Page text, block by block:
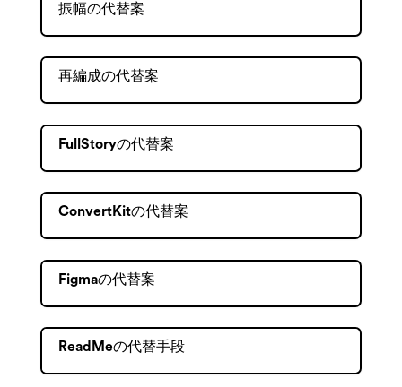
振幅の代替案
再編成の代替案
FullStoryの代替案
ConvertKitの代替案
Figmaの代替案
ReadMeの代替手段